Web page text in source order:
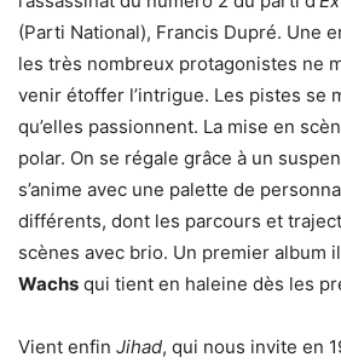
(Parti National), Francis Dupré. Une
les très nombreux protagonistes ne
venir étoffer l’intrigue. Les pistes se
qu’elles passionnent. La mise en
polar. On se régale grâce à un
s’anime avec une palette de
différents, dont les parcours et
scènes avec brio. Un premier album
Wachs qui tient en haleine dès les
Vient enfin Jihad, qui nous invite en